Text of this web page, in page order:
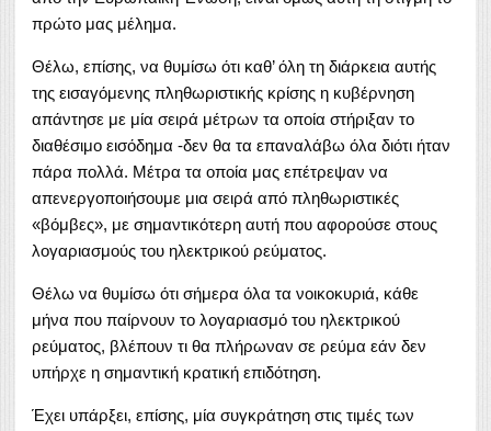
πρώτο μας μέλημα.
Θέλω, επίσης, να θυμίσω ότι καθ’ όλη τη διάρκεια αυτής
της εισαγόμενης πληθωριστικής κρίσης η κυβέρνηση
απάντησε με μία σειρά μέτρων τα οποία στήριξαν το
διαθέσιμο εισόδημα -δεν θα τα επαναλάβω όλα διότι ήταν
πάρα πολλά. Μέτρα τα οποία μας επέτρεψαν να
απενεργοποιήσουμε μια σειρά από πληθωριστικές
«βόμβες», με σημαντικότερη αυτή που αφορούσε στους
λογαριασμούς του ηλεκτρικού ρεύματος.
Θέλω να θυμίσω ότι σήμερα όλα τα νοικοκυριά, κάθε
μήνα που παίρνουν το λογαριασμό του ηλεκτρικού
ρεύματος, βλέπουν τι θα πλήρωναν σε ρεύμα εάν δεν
υπήρχε η σημαντική κρατική επιδότηση.
Έχει υπάρξει, επίσης, μία συγκράτηση στις τιμές των